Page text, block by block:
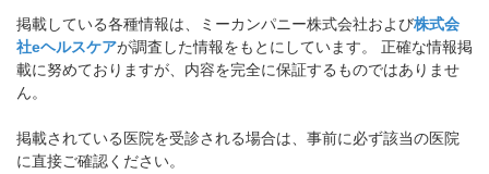
掲載している各種情報は、ミーカンパニー株式会社および株式会
社eヘルスケアが調査した情報をもとにしています。 正確な情報掲
載に努めておりますが、内容を完全に保証するものではありませ
ん。
掲載されている医院を受診される場合は、事前に必ず該当の医院
に直接ご確認ください。